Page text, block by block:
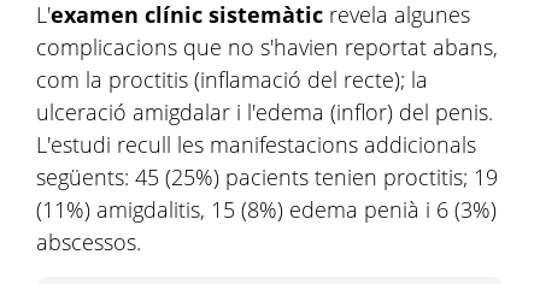
L'examen clínic sistemàtic revela algunes
complicacions que no s'havien reportat abans,
com la proctitis (inflamació del recte); la
ulceració amigdalar i l'edema (inflor) del penis.
L'estudi recull les manifestacions addicionals
següents: 45 (25%) pacients tenien proctitis; 19
(11%) amigdalitis, 15 (8%) edema penià i 6 (3%)
abscessos.